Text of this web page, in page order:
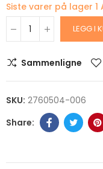
Siste varer på lager 1
LEGG I
Sammenligne
SKU: 2760504-006